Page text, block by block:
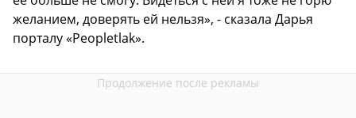
желанием, доверять ей нельзя», - сказала Дарья
порталу «Peopletlak».